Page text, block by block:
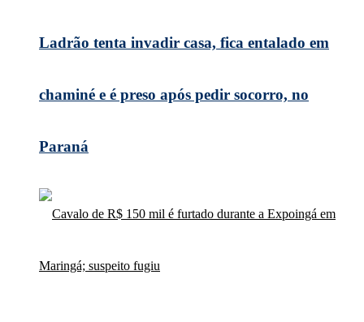
Ladrão tenta invadir casa, fica entalado em
chaminé e é preso após pedir socorro, no
Paraná